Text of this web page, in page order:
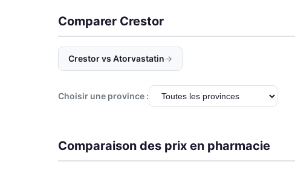
Comparer Crestor
Crestor vs Atorvastatin→
Choisir une province :
Comparaison des prix en pharmacie